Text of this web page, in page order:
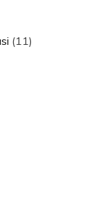
(11)